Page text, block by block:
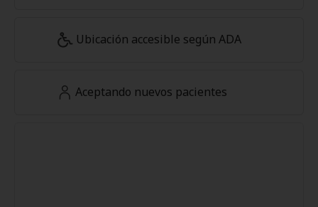
Ubicación accesible según ADA
Aceptando nuevos pacientes